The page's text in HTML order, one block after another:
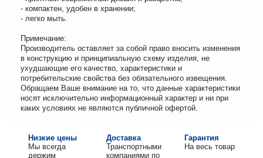
- компактен, удобен в хранении;
- легко мыть.
Примечание:
Производитель оставляет за собой право вносить изменения
в конструкцию и принципиальную схему изделия, не
ухудшающие его качество, характеристики и
потребительские свойства без обязательного извещения.
Обращаем Ваше внимание на то, что данные характеристики
носят исключительно информационный характер и ни при
каких условиях не являются публичной офертой.
Низкие цены
Мы всегда
держим
Доставка
Транспортными
компаниями по
Гарантия
На весь товар